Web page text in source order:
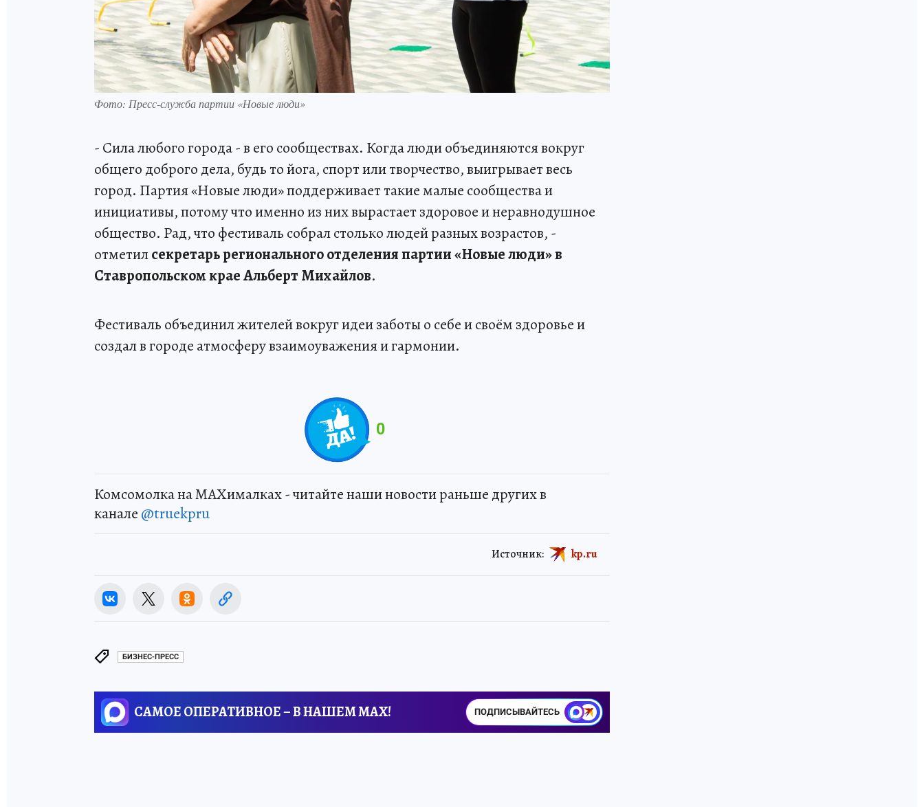
Фото: Пресс-служба партии «Новые люди»
- Сила любого города - в его сообществах. Когда люди объединяются вокруг
общего доброго дела, будь то йога, спорт или творчество, выигрывает весь
город. Партия «Новые люди» поддерживает такие малые сообщества и
инициативы, потому что именно из них вырастает здоровое и неравнодушное
общество. Рад, что фестиваль собрал столько людей разных возрастов, -
отметилсекретарь регионального отделения партии «Новые люди» в
Ставропольском крае Альберт Михайлов.
Фестиваль объединил жителей вокруг идеи заботы о себе и своём здоровье и
создал в городе атмосферу взаимоуважения и гармонии.
0
Комсомолка на MAXималках - читайте наши новости раньше других в
канале @truekpru
Источник: kp.ru
БИЗНЕС-ПРЕСС
САМОЕ ОПЕРАТИВНОЕ – В НАШЕМ MAX! ПОДПИСЫВАЙТЕСЬ